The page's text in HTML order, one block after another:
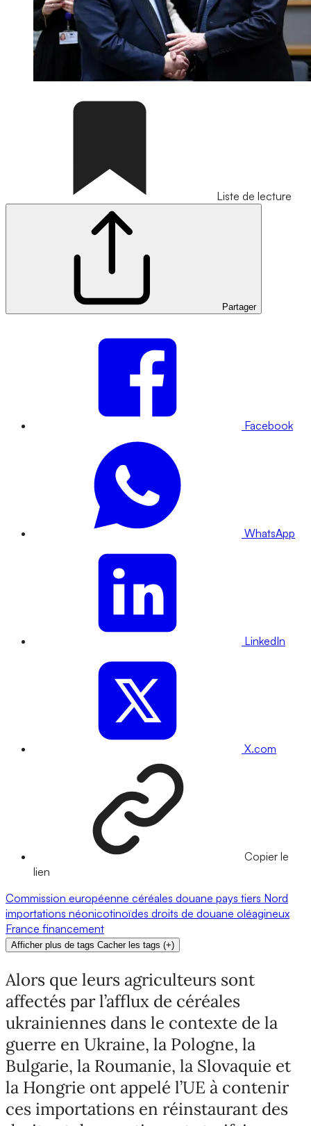
Liste de lecture
Partager
Facebook
WhatsApp
LinkedIn
X.com
Copier le
lien
Commission européenne céréales douane pays tiers Nord
importations néonicotinoïdes droits de douane oléagineux
France financement
Afficher plus de tags Cacher les tags (+)
Alors que leurs agriculteurs sont
affectés par l’afflux de céréales
ukrainiennes dans le contexte de la
guerre en Ukraine, la Pologne, la
Bulgarie, la Roumanie, la Slovaquie et
la Hongrie ont appelé l’UE à contenir
ces importations en réinstaurant des